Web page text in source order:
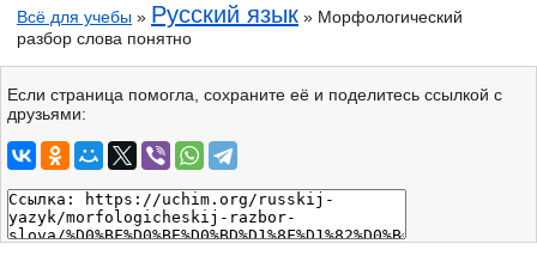
Всё для учебы » Русский язык » Морфологический
разбор слова понятно
Если страница помогла, сохраните её и поделитесь ссылкой с
друзьями: